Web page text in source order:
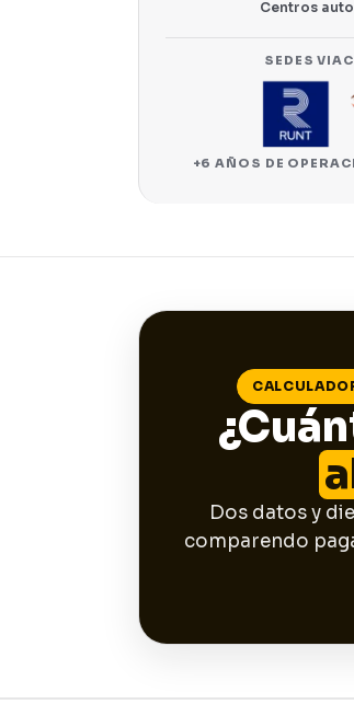
Centros
SEDES
+6 AÑOS DE
Dos datos y
comparendo